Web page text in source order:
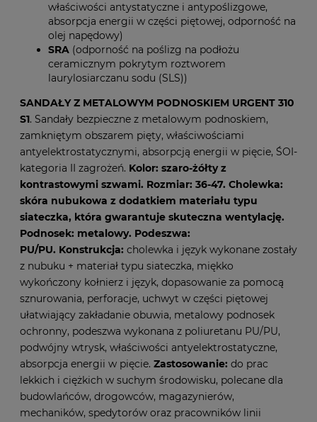
właściwości antystatyczne i antypoślizgowe,
absorpcja energii w części piętowej, odporność na
olej napędowy)
SRA (odporność na poślizg na podłożu
ceramicznym pokrytym roztworem
laurylosiarczanu sodu (SLS))
SANDAŁY Z METALOWYM PODNOSKIEM URGENT 310
S1. Sandały bezpieczne z metalowym podnoskiem,
zamkniętym obszarem pięty, właściwościami
antyelektrostatycznymi, absorpcją energii w pięcie, ŚOI-
kategoria II zagrożeń. Kolor: szaro-żółty z
kontrastowymi szwami. Rozmiar: 36-47. Cholewka:
skóra nubukowa z dodatkiem materiału typu
siateczka, która gwarantuje skuteczna wentylację.
Podnosek: metalowy. Podeszwa:
PU/PU. Konstrukcja: cholewka i język wykonane zostały
z nubuku + materiał typu siateczka, miękko
wykończony kołnierz i język, dopasowanie za pomocą
sznurowania, perforacje, uchwyt w części piętowej
ułatwiający zakładanie obuwia, metalowy podnosek
ochronny, podeszwa wykonana z poliuretanu PU/PU,
podwójny wtrysk, właściwości antyelektrostatyczne,
absorpcja energii w pięcie. Zastosowanie: do prac
lekkich i ciężkich w suchym środowisku, polecane dla
budowlańców, drogowców, magazynierów,
mechaników, spedytorów oraz pracowników linii